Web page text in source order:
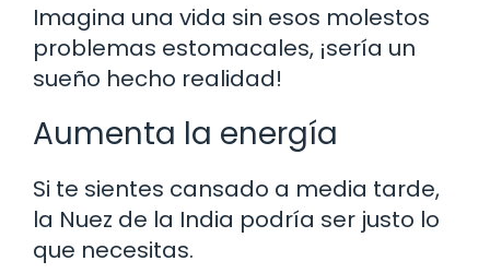
Imagina una vida sin esos molestos
problemas estomacales, ¡sería un
sueño hecho realidad!
Aumenta la energía
Si te sientes cansado a media tarde,
la Nuez de la India podría ser justo lo
que necesitas.